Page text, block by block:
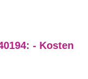
- Kosten